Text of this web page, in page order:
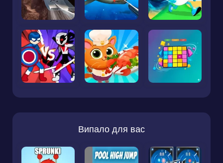
Випало для вас